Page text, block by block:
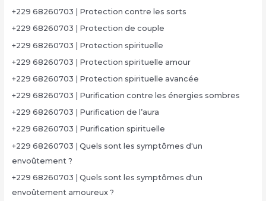
+229 68260703 | Protection contre les sorts
+229 68260703 | Protection de couple
+229 68260703 | Protection spirituelle
+229 68260703 | Protection spirituelle amour
+229 68260703 | Protection spirituelle avancée
+229 68260703 | Purification contre les énergies sombres
+229 68260703 | Purification de l’aura
+229 68260703 | Purification spirituelle
+229 68260703 | Quels sont les symptômes d'un
envoûtement ?
+229 68260703 | Quels sont les symptômes d'un
envoûtement amoureux ?